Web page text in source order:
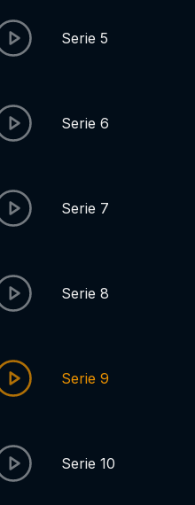
Serie 5
Serie 6
Serie 7
Serie 8
Serie 9
Serie 10